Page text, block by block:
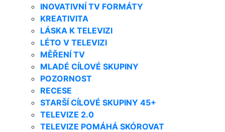
INOVATIVNÍ TV FORMÁTY
KREATIVITA
LÁSKA K TELEVIZI
LÉTO V TELEVIZI
MĚŘENÍ TV
MLADÉ CÍLOVÉ SKUPINY
POZORNOST
RECESE
STARŠÍ CÍLOVÉ SKUPINY 45+
TELEVIZE 2.0
TELEVIZE POMÁHÁ SKÓROVAT